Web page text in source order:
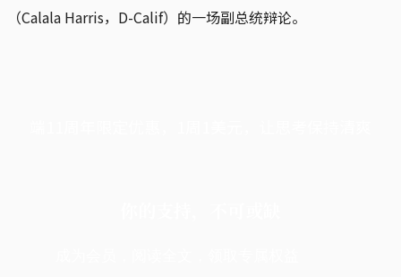
（Calala Harris，D-Calif）的一场副总统辩论。